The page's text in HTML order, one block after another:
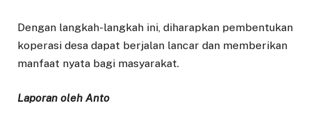
Dengan langkah-langkah ini, diharapkan pembentukan
koperasi desa dapat berjalan lancar dan memberikan
manfaat nyata bagi masyarakat.
Laporan oleh Anto